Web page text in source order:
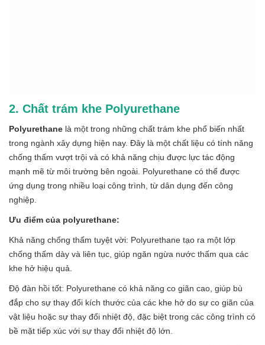
2. Chất trám khe Polyurethane
Polyurethane là một trong những chất trám khe phổ biến nhất
trong ngành xây dựng hiện nay. Đây là một chất liệu có tính năng
chống thấm vượt trội và có khả năng chịu được lực tác động
mạnh mẽ từ môi trường bên ngoài. Polyurethane có thể được
ứng dụng trong nhiều loại công trình, từ dân dụng đến công
nghiệp.
Ưu điểm của polyurethane:
Khả năng chống thấm tuyệt vời: Polyurethane tạo ra một lớp
chống thấm dày và liên tục, giúp ngăn ngừa nước thấm qua các
khe hở hiệu quả.
Độ đàn hồi tốt: Polyurethane có khả năng co giãn cao, giúp bù
đắp cho sự thay đổi kích thước của các khe hở do sự co giãn của
vật liệu hoặc sự thay đổi nhiệt độ, đặc biệt trong các công trình có
bề mặt tiếp xúc với sự thay đổi nhiệt độ lớn.